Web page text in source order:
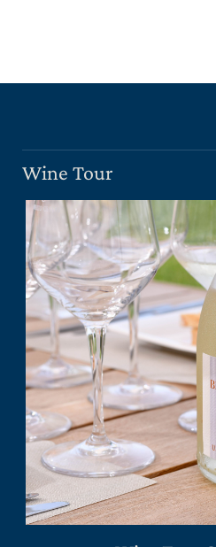
Wine Tour